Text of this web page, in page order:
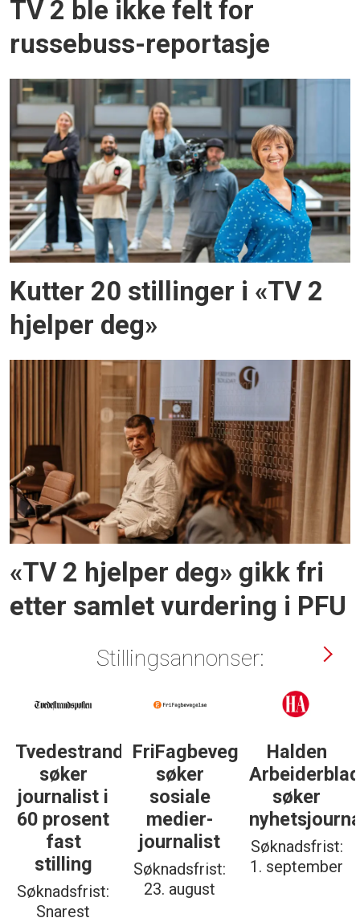
TV 2 ble ikke felt for
russebuss-reportasje
Kutter 20 stillinger i «TV 2
hjelper deg»
«TV 2 hjelper deg» gikk fri
etter samlet vurdering i PFU
Stillingsannonser:
Tvedestrandsposten
søker
journalist i
60 prosent
fast
stilling
Søknadsfrist:
Snarest
FriFagbevegelse
søker
sosiale
medier-
journalist
Søknadsfrist:
23. august
Halden
Arbeiderblad
søker
Søknadsfrist:
1. september